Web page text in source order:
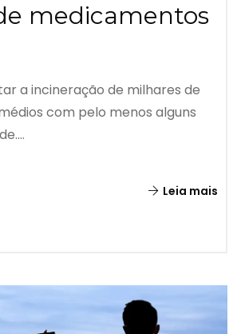
medicamentos
a incineração de milhares de
com pelo menos alguns
Leia mais